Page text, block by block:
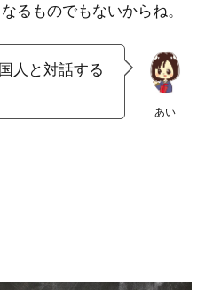
るものでもないからね。
あい
人と対話する